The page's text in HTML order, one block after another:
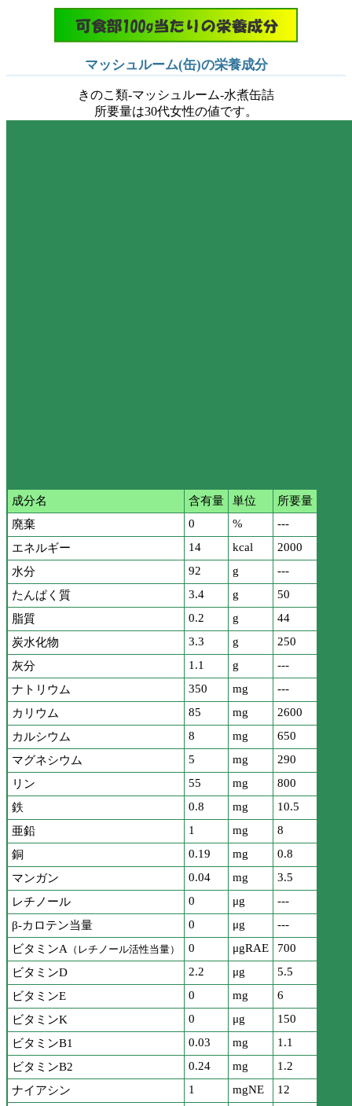
マッシュルーム(缶)の栄養成分
きのこ類-マッシュルーム-水煮缶詰
所要量は30代女性の値です。
成分名 含有量 単位
所要量
廃棄
0 %
---
エネルギー
14 kcal
2000
水分
92 g
---
たんぱく質
3.4 g
50
脂質
0.2 g
44
炭水化物
3.3 g
250
灰分
1.1 g
---
ナトリウム
350 mg
---
カリウム
85 mg
2600
カルシウム
8 mg
650
マグネシウム
5 mg
290
リン
55 mg
800
鉄
0.8 mg
10.5
亜鉛
1 mg
8
銅
0.19 mg
0.8
マンガン
0.04 mg
3.5
レチノール
0 μg
---
β-カロテン当量
0 μg
---
ビタミンA （レチノール活性当量） 0 μgRAE
700
ビタミンD
2.2 μg
5.5
ビタミンE
0 mg
6
ビタミンK
0 μg
150
ビタミンB1
0.03 mg
1.1
ビタミンB2
0.24 mg
1.2
ナイアシン
1 mgNE
12